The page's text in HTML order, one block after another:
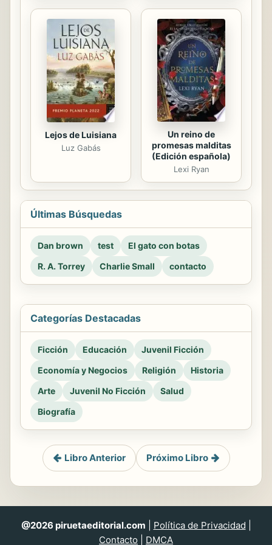
Lejos de Luisiana
Luz Gabás
Un reino de
promesas malditas
(Edición española)
Lexi Ryan
Últimas Búsquedas
Dan brown test
El gato con botas
R. A. Torrey
Charlie Small contacto
Categorías Destacadas
Ficción Educación
Juvenil Ficción
Economía y Negocios
Religión
Historia
Arte
Juvenil No Ficción
Salud
Biografía
Libro Anterior Próximo Libro
@2026 piruetaeditorial.com Política de Privacidad
Contacto
DMCA